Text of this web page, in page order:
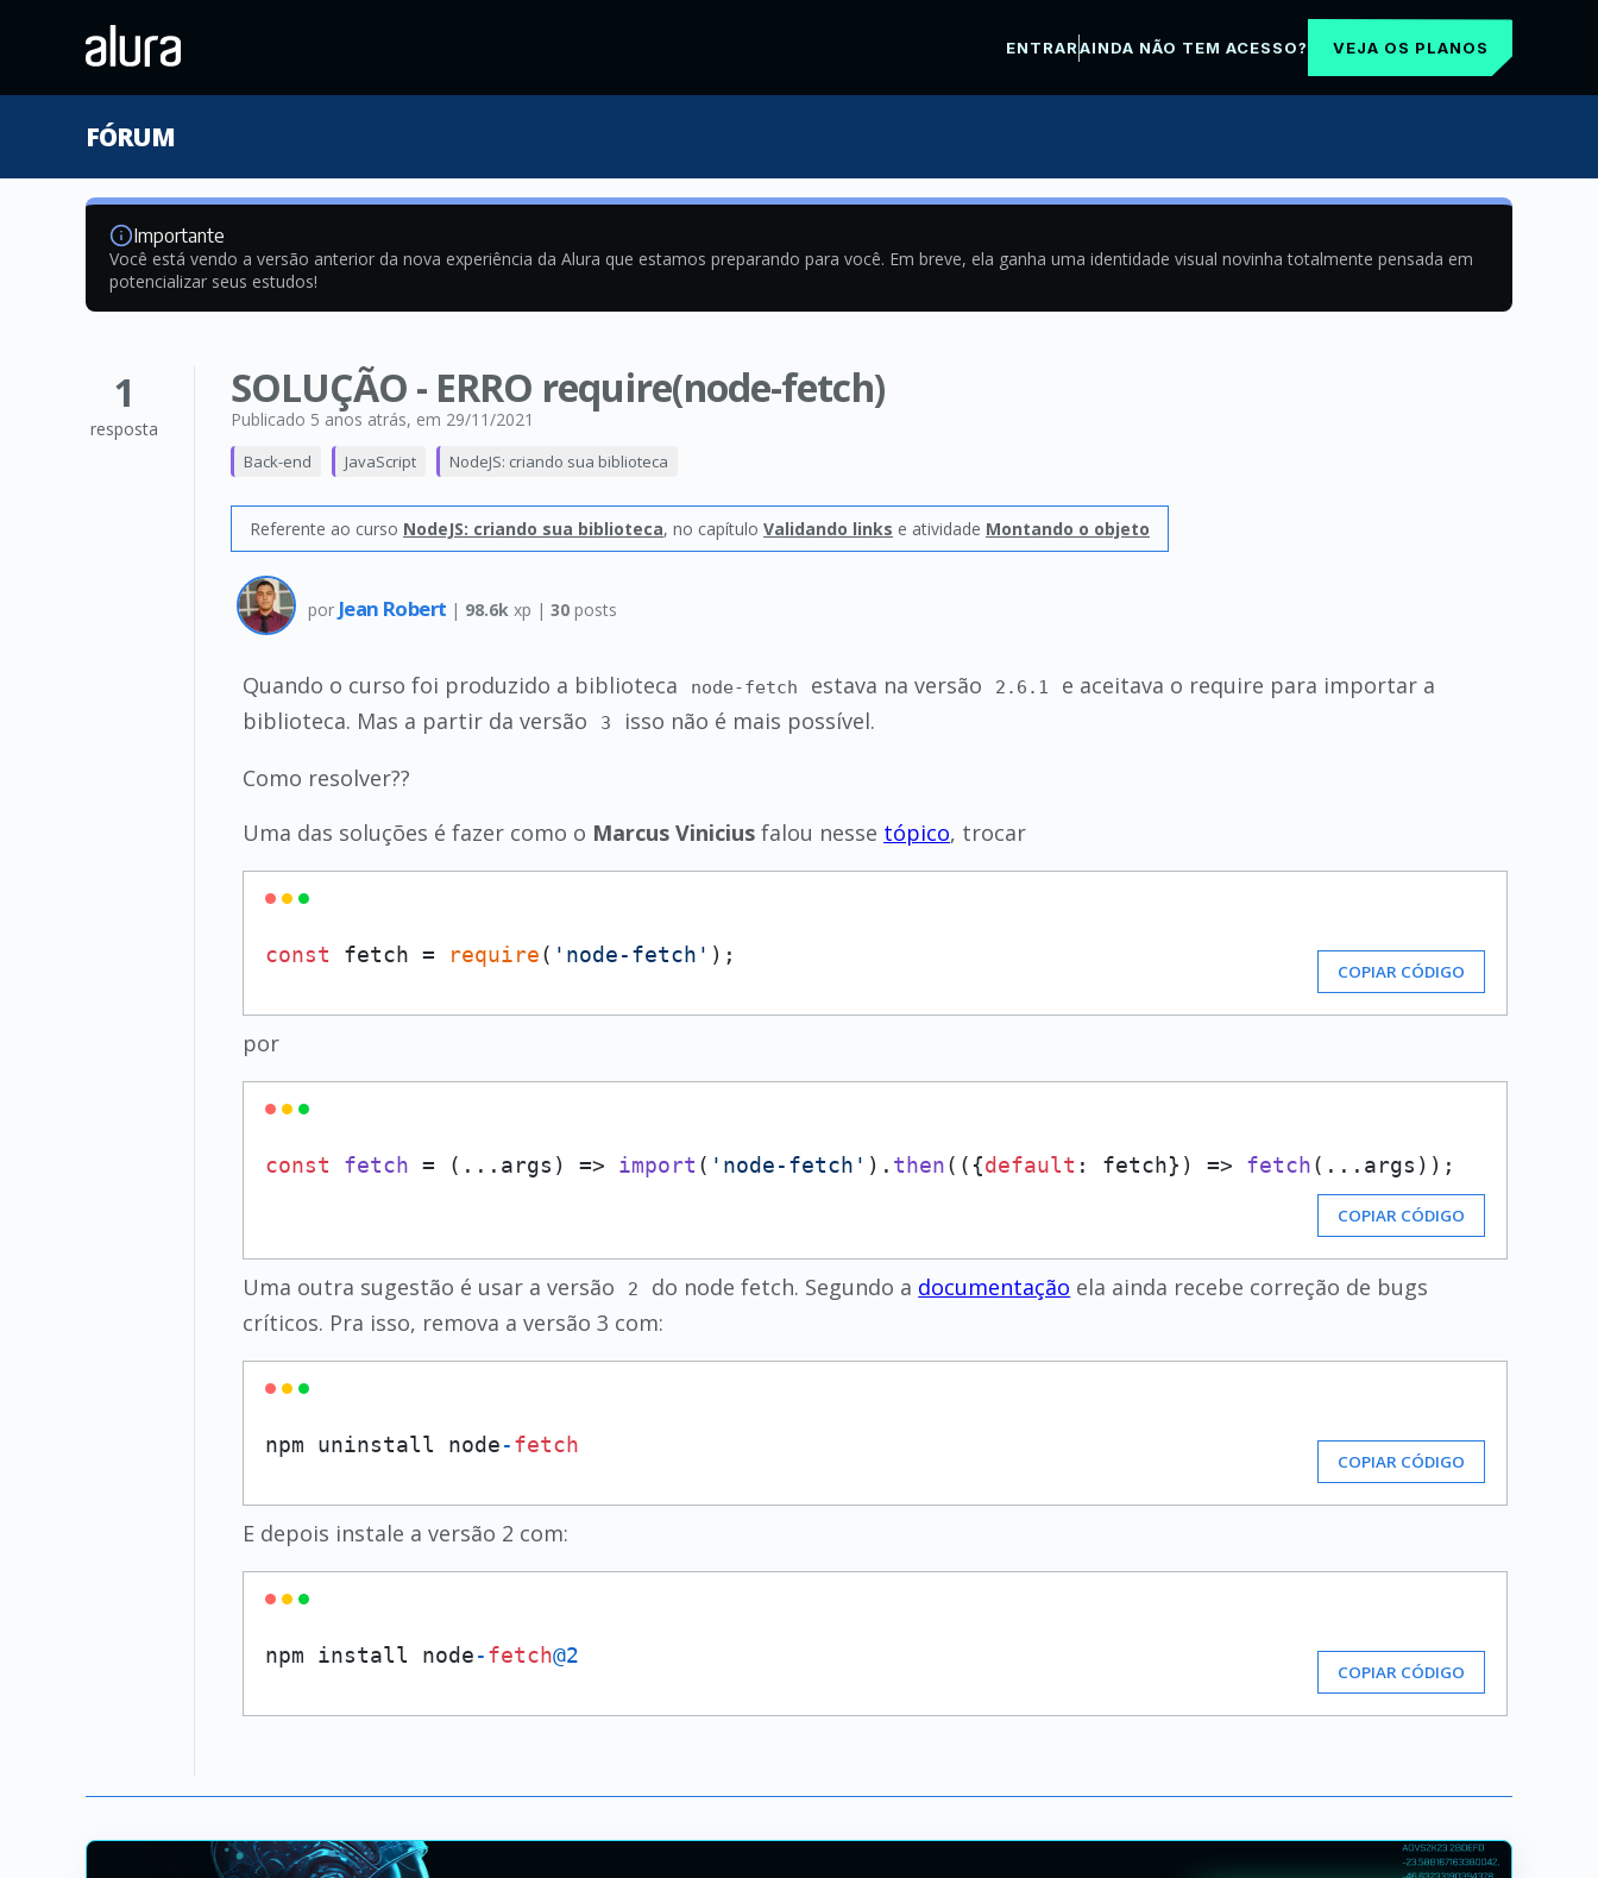
ENTRARAINDA NÃO TEM ACESSO? VEJA OS PLANOS
FÓRUM
Importante
Você está vendo a versão anterior da nova experiência da Alura que estamos preparando para você. Em breve, ela ganha uma identidade visual novinha totalmente pensada em
potencializar seus estudos!
1
resposta
SOLUÇÃO - ERRO require(node-fetch)
Publicado 5 anos atrás, em 29/11/2021
Back-end JavaScript NodeJS: criando sua biblioteca
Referente ao curso NodeJS: criando sua biblioteca, no capítulo Validando links e atividade Montando o objeto
por Jean Robert | 98.6k xp | 30posts
Quando o curso foi produzido a biblioteca node-fetch estava na versão 2.6.1
e aceitava o require para importar a
biblioteca. Mas a partir da versão
3
isso não é mais possível.
Como resolver??
Uma das soluções é fazer como o Marcus Vinicius falou nesse tópico, trocar
const fetch = require( 'node-fetch' );
COPIAR CÓDIGO
por
const fetch = ( ...args ) => import ( 'node-fetch' ). then( ( {default : fetch} ) => fetch(...args));
COPIAR CÓDIGO
Uma outra sugestão é usar a versão 2 do node fetch. Segundo a documentação ela ainda recebe correção de bugs
críticos. Pra isso, remova a versão 3 com:
npm uninstall node-fetch
COPIAR CÓDIGO
E depois instale a versão 2 com:
npm install node-fetch@2
COPIAR CÓDIGO